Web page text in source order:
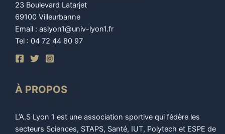
23 Boulevard Latarjet
69100 Villeurbanne
Email : aslyon1@univ-lyon1.fr
Tel : 04 72 44 80 97
À PROPOS
L’A.S Lyon 1 est une association sportive qui fédère les
secteurs Sciences, STAPS, Santé, IUT, Polytech et ESPE de